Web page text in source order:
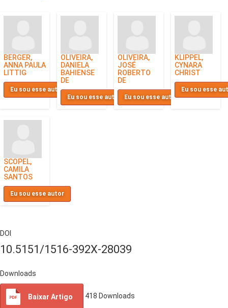
BERGER,
ANNA PAULA
LITTIG
Eu sou esse autor
OLIVEIRA,
DANIELA
BAHIENSE
DE
Eu sou esse autor
OLIVEIRA,
JOSÉ
ROBERTO
DE
Eu sou esse autor
KLIPPEL,
CYNARA
CHRIST
Eu sou esse
SCOPEL,
CAMILA
SANTOS
Eu sou esse autor
DOI
10.5151/1516-392X-28039
Downloads
Baixar Artigo 418 Downloads